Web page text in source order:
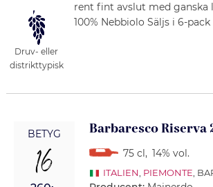
Druv- eller
distrikttypisk
rent fint avslut med ganska
100% Nebbiolo Säljs i 6-pack
BETYG
16
Barbaresco Riserva
75 cl, 14% vol.
ITALIEN PIEMONTE ,